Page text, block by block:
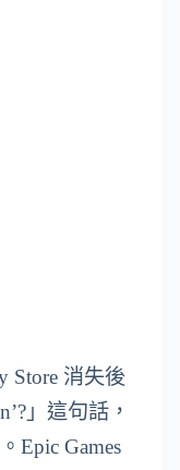
Store 消失後
」這句話，
Epic Games